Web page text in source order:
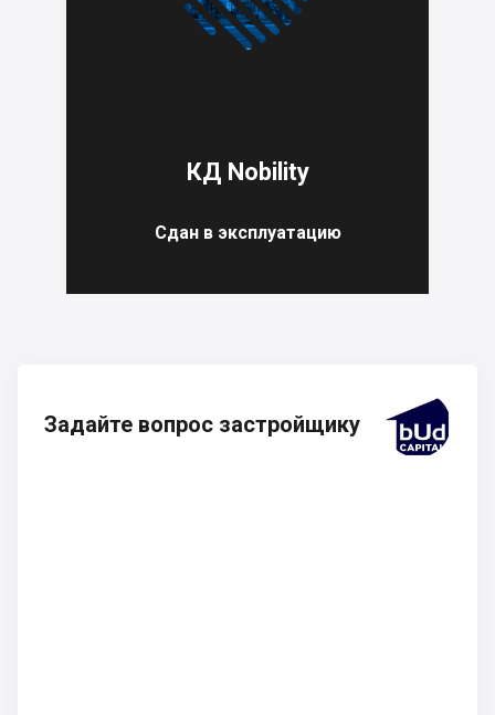
КД Nobility
Сдан в эксплуатацию
Задайте вопрос застройщику